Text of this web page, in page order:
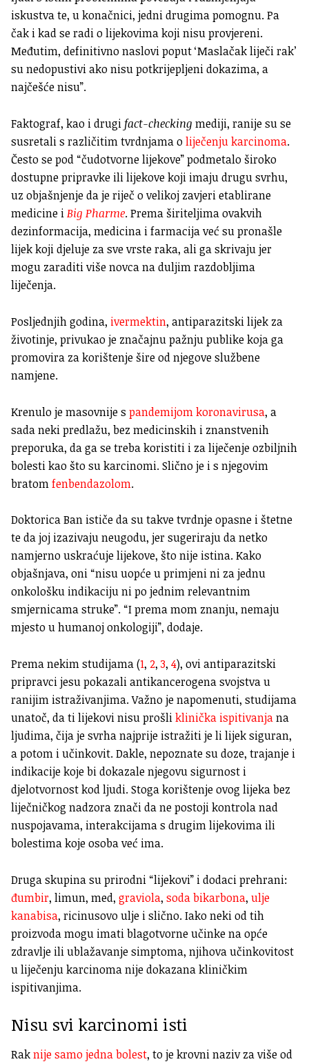
iskustva te, u konačnici, jedni drugima pomognu. Pa
čak i kad se radi o lijekovima koji nisu provjereni.
Međutim, definitivno naslovi poput ‘Maslačak liječi rak’
su nedopustivi ako nisu potkrijepljeni dokazima, a
najčešće nisu”.
Faktograf, kao i drugifact-checking mediji, ranije su se
susretali s različitim tvrdnjama oliječenju karcinoma.
Često se pod “čudotvorne lijekove” podmetalo široko
dostupne pripravke ili lijekove koji imaju drugu svrhu,
uz objašnjenje da je riječ o velikoj zavjeri etablirane
medicine iBig Pharme. Prema širiteljima ovakvih
dezinformacija, medicina i farmacija već su pronašle
lijek koji djeluje za sve vrste raka, ali ga skrivaju jer
mogu zaraditi više novca na duljim razdobljima
liječenja.
Posljednjih godina, ivermektin, antiparazitski lijek za
životinje, privukao je značajnu pažnju publike koja ga
promovira za korištenje šire od njegove službene
namjene.
Krenulo je masovnije s pandemijom koronavirusa, a
sada neki predlažu, bez medicinskih i znanstvenih
preporuka, da ga se treba koristiti i za liječenje ozbiljnih
bolesti kao što su karcinomi. Slično je i s njegovim
bratomfenbendazolom.
Doktorica Ban ističe da su takve tvrdnje opasne i štetne
te da joj izazivaju neugodu, jer sugeriraju da netko
namjerno uskraćuje lijekove, što nije istina. Kako
objašnjava, oni “nisu uopće u primjeni ni za jednu
onkološku indikaciju ni po jednim relevantnim
smjernicama struke”. “I prema mom znanju, nemaju
mjesto u humanoj onkologiji”, dodaje.
Prema nekim studijama (1, 2, 3, 4), ovi antiparazitski
pripravci jesu pokazali antikancerogena svojstva u
ranijim istraživanjima. Važno je napomenuti, studijama
unatoč, da ti lijekovi nisu prošliklinička ispitivanjana
ljudima, čija je svrha najprije istražiti je li lijek siguran,
a potom i učinkovit. Dakle, nepoznate su doze, trajanje i
indikacije koje bi dokazale njegovu sigurnost i
djelotvornost kod ljudi. Stoga korištenje ovog lijeka bez
liječničkog nadzora znači da ne postoji kontrola nad
nuspojavama, interakcijama s drugim lijekovima ili
bolestima koje osoba već ima.
Druga skupina su prirodni “lijekovi” i dodaci prehrani:
đumbir, limun, med, graviola, soda bikarbona, ulje
kanabisa, ricinusovo ulje i slično. Iako neki od tih
proizvoda mogu imati blagotvorne učinke na opće
zdravlje ili ublažavanje simptoma, njihova učinkovitost
u liječenju karcinoma nije dokazana kliničkim
ispitivanjima.
Nisu svi karcinomi isti
Raknije samo jedna bolest, to je krovni naziv za više od